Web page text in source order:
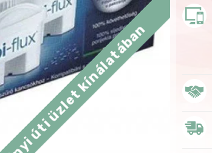
üzlet kínálatában